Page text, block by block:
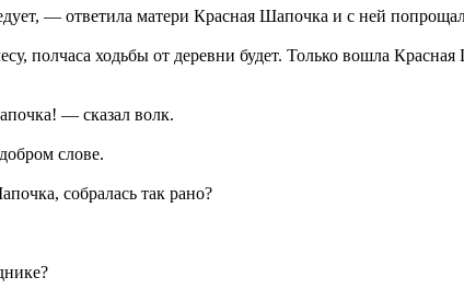
— ответила матери Красная Шапочка и с ней
полчаса ходьбы от деревни будет. Только вошла
— сказал волк.
слове.
собралась так рано?